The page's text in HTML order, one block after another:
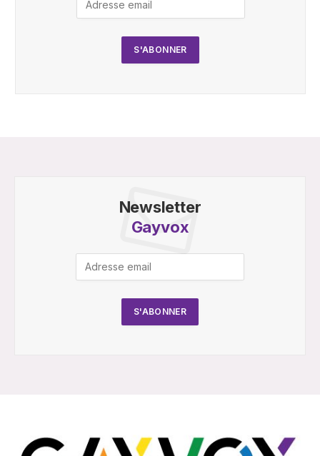
Newsletter
Gayvox